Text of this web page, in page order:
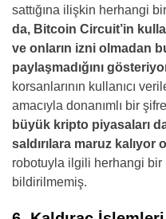
sattığına ilişkin herhangi
da, Bitcoin Circuit’in
ve onların izni olmadan
paylaşmadığını
korsanlarının kullanıcı
amacıyla donanımlı bir
büyük kripto piyasaları
saldırılara maruz kalıyor
robotuyla ilgili herhangi bir
bildirilmemiş.